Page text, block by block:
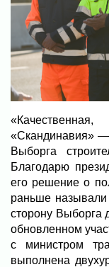
«Скандинавия» —
Выборга
Благодарю
его решение о
раньше
сторону Выборга
обновленном
с министром
выполнена